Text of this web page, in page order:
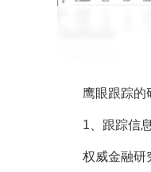
鹰眼跟踪的
1、跟踪信息
权威金融研究